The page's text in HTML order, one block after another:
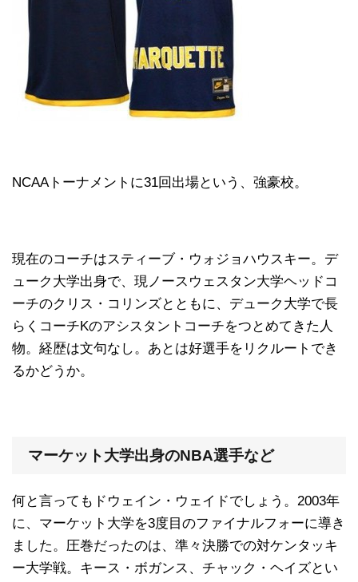
NCAAトーナメントに31回出場という、強豪校。
現在のコーチはスティーブ・ウォジョハウスキー。デ
ューク大学出身で、現ノースウェスタン大学ヘッドコ
ーチのクリス・コリンズとともに、デューク大学で長
らくコーチKのアシスタントコーチをつとめてきた人
物。経歴は文句なし。あとは好選手をリクルートでき
るかどうか。
マーケット大学出身のNBA選手など
何と言ってもドウェイン・ウェイドでしょう。2003年
に、マーケット大学を3度目のファイナルフォーに導き
ました。圧巻だったのは、準々決勝での対ケンタッキ
ー大学戦。キース・ボガンス、チャック・ヘイズとい